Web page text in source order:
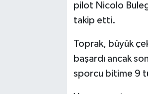
pilot Nicolo
takip etti.
Toprak, büyük
başardı ancak
sporcu bitime 9